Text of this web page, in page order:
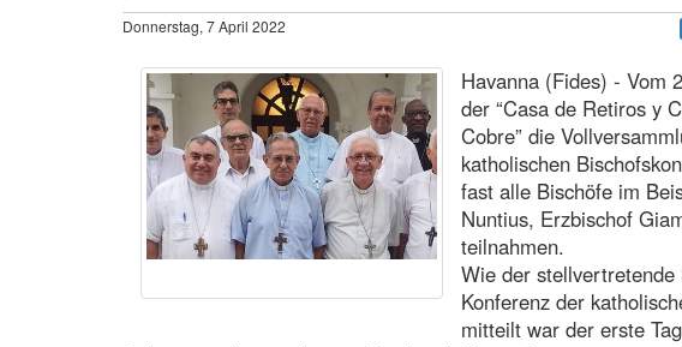
Donnerstag, 7 April 2022
Havanna (Fides) - Vom
der “Casa de Retiros y
Cobre” die
katholischen
fast alle Bischöfe im
Nuntius, Erzbischof
teilnahmen.
Wie der
Konferenz der
mitteilt war der erste